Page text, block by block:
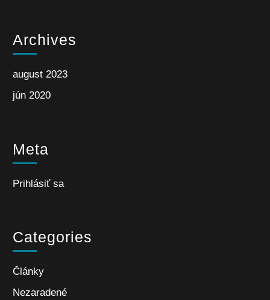
Archives
august 2023
jún 2020
Meta
Prihlásiť sa
Categories
Články
Nezaradené